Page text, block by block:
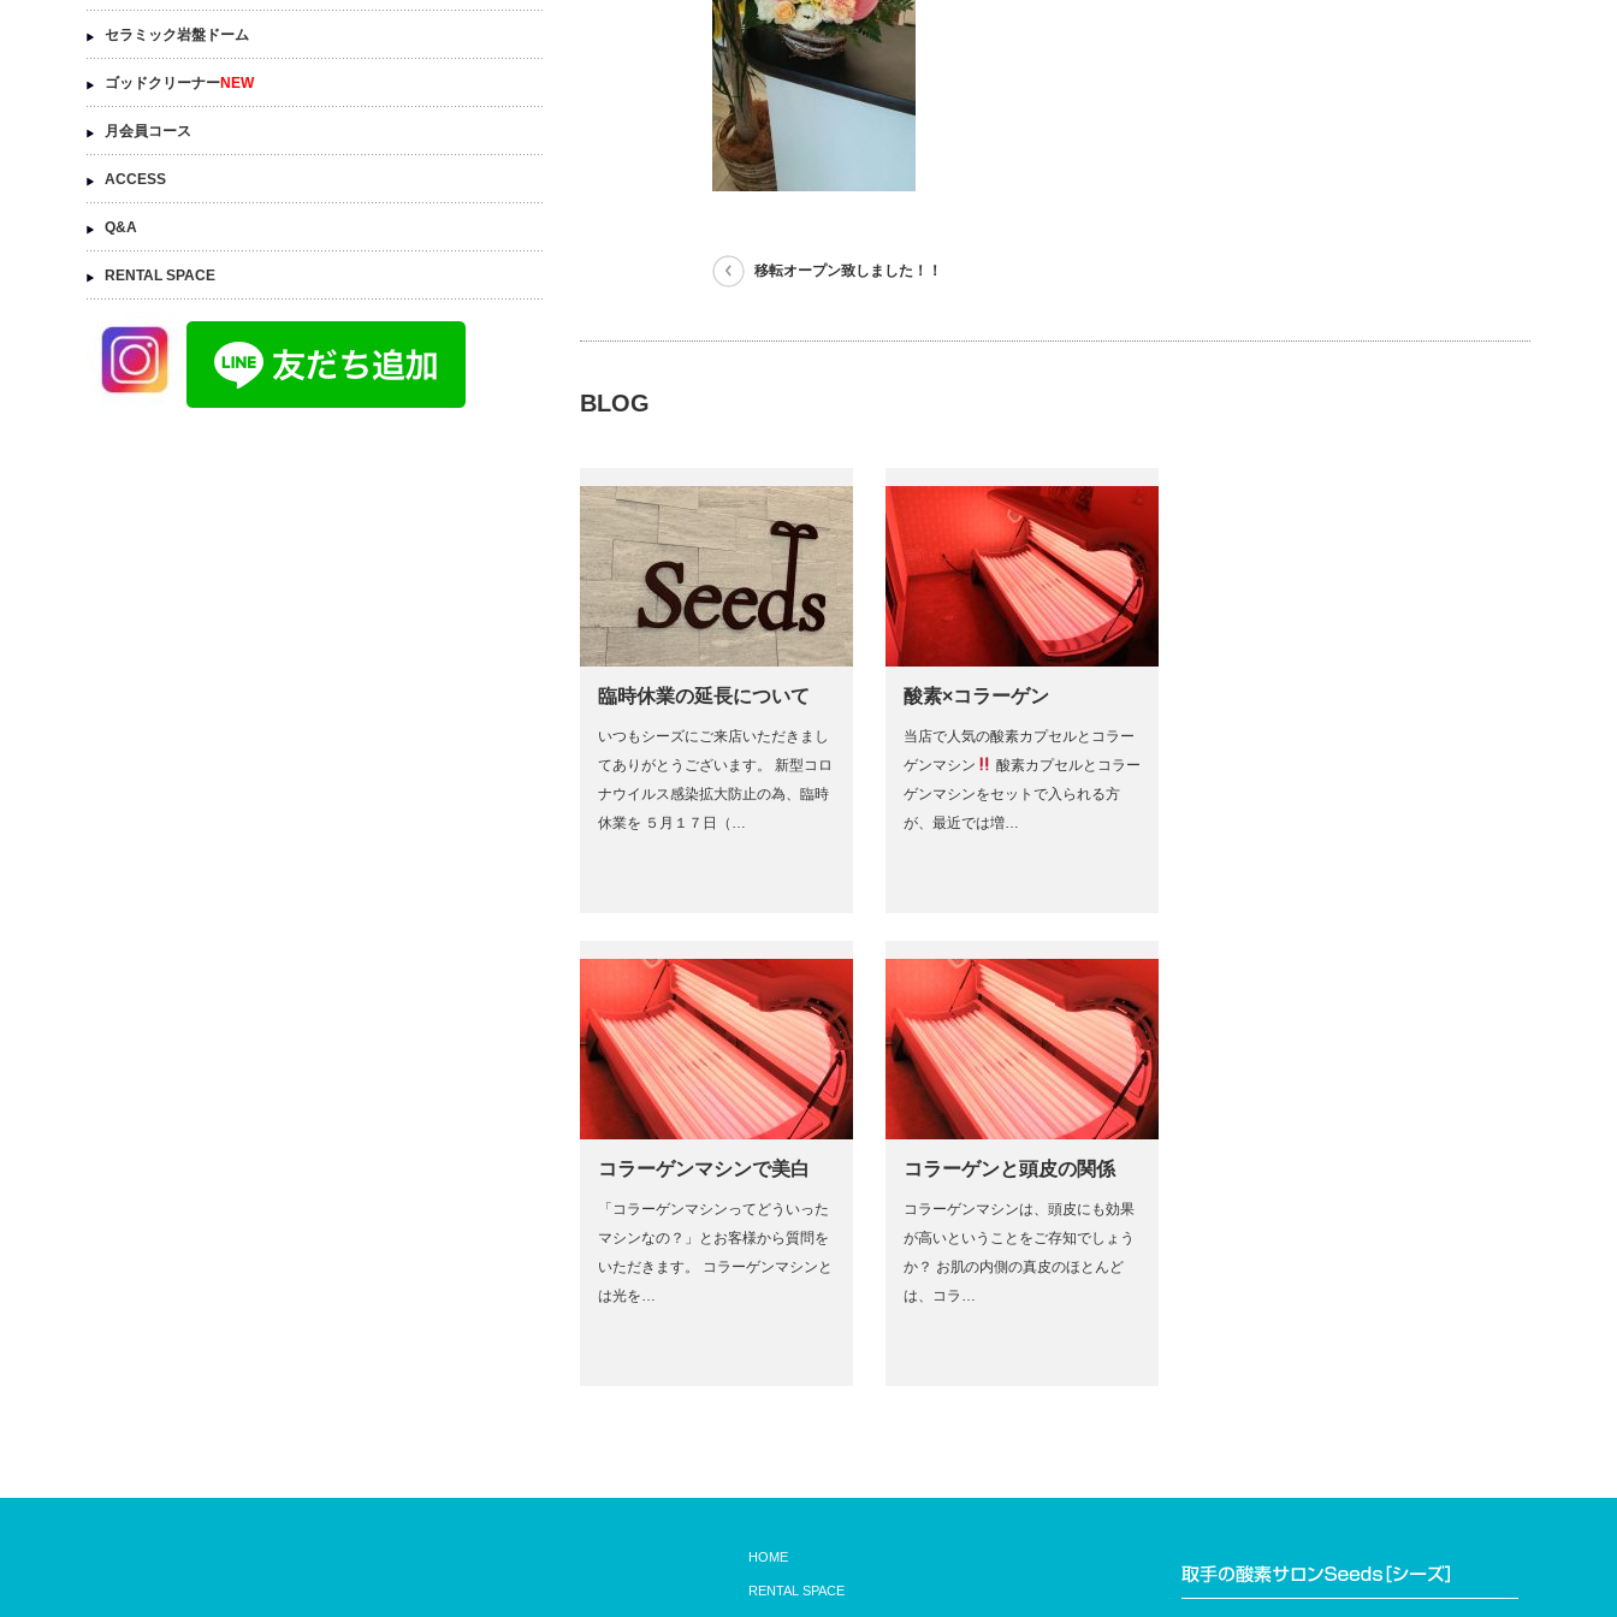
移転オープン致しました！！
BLOG
臨時休業の延長について
いつもシーズにご来店いただきまし
てありがとうございます。 新型コロ
ナウイルス感染拡大防止の為、臨時
休業を ５月１７日（…
酸素×コラーゲン
当店で人気の酸素カプセルとコラー
ゲンマシン
酸素カプセルとコラー
ゲンマシンをセットで入られる方
が、最近では増…
コラーゲンマシンで美白
「コラーゲンマシンってどういった
マシンなの？」とお客様から質問を
いただきます。 コラーゲンマシンと
は光を…
コラーゲンと頭皮の関係
コラーゲンマシンは、頭皮にも効果
が高いということをご存知でしょう
か？ お肌の内側の真皮のほとんど
は、コラ…
セラミック岩盤ドーム
ゴッドクリーナーNEW
月会員コース
ACCESS
Q&A
RENTAL SPACE
HOME
RENTAL SPACE